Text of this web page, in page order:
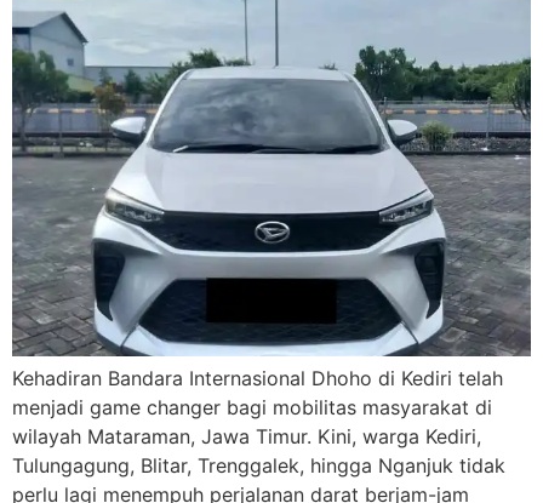
Kehadiran Bandara Internasional Dhoho di Kediri telah
menjadi game changer bagi mobilitas masyarakat di
wilayah Mataraman, Jawa Timur. Kini, warga Kediri,
Tulungagung, Blitar, Trenggalek, hingga Nganjuk tidak
perlu lagi menempuh perjalanan darat berjam-jam